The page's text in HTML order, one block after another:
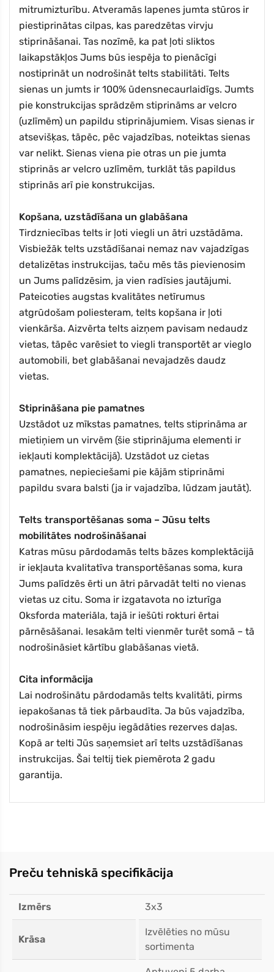
mitrumizturību. Atveramās lapenes jumta stūros ir
piestiprinātas cilpas, kas paredzētas virvju
stiprināšanai. Tas nozīmē, ka pat ļoti sliktos
laikapstākļos Jums būs iespēja to pienācīgi
nostiprināt un nodrošināt telts stabilitāti. Telts
sienas un jumts ir 100% ūdensnecaurlaidīgs. Jumts
pie konstrukcijas sprādzēm stiprināms ar velcro
(uzlīmēm) un papildu stiprinājumiem. Visas sienas ir
atsevišķas, tāpēc, pēc vajadzības, noteiktas sienas
var nelikt. Sienas viena pie otras un pie jumta
stiprinās ar velcro uzlīmēm, turklāt tās papildus
stiprinās arī pie konstrukcijas.
Kopšana, uzstādīšana un glabāšana
Tirdzniecības telts ir ļoti viegli un ātri uzstādāma.
Visbiežāk telts uzstādīšanai nemaz nav vajadzīgas
detalizētas instrukcijas, taču mēs tās pievienosim
un Jums palīdzēsim, ja vien radīsies jautājumi.
Pateicoties augstas kvalitātes netīrumus
atgrūdošam poliesteram, telts kopšana ir ļoti
vienkārša. Aizvērta telts aizņem pavisam nedaudz
vietas, tāpēc varēsiet to viegli transportēt ar vieglo
automobili, bet glabāšanai nevajadzēs daudz
vietas.
Stiprināšana pie pamatnes
Uzstādot uz mīkstas pamatnes, telts stiprināma ar
mietiņiem un virvēm (šie stiprinājuma elementi ir
iekļauti komplektācijā). Uzstādot uz cietas
pamatnes, nepieciešami pie kājām stiprināmi
papildu svara balsti (ja ir vajadzība, lūdzam jautāt).
Telts transportēšanas soma – Jūsu telts
mobilitātes nodrošināšanai
Katras mūsu pārdodamās telts bāzes komplektācijā
ir iekļauta kvalitatīva transportēšanas soma, kura
Jums palīdzēs ērti un ātri pārvadāt telti no vienas
vietas uz citu. Soma ir izgatavota no izturīga
Oksforda materiāla, tajā ir iešūti rokturi ērtai
pārnēsāšanai. Iesakām telti vienmēr turēt somā – tā
nodrošināsiet kārtību glabāšanas vietā.
Cita informācija
Lai nodrošinātu pārdodamās telts kvalitāti, pirms
iepakošanas tā tiek pārbaudīta. Ja būs vajadzība,
nodrošināsim iespēju iegādāties rezerves daļas.
Kopā ar telti Jūs saņemsiet arī telts uzstādīšanas
instrukcijas. Šai teltij tiek piemērota 2 gadu
garantija.
Preču tehniskā specifikācija
Izmērs 3x3
Krāsa
Izvēlēties no mūsu
sortimenta